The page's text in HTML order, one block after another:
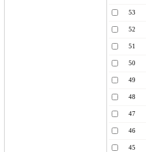
53
52
51
50
49
48
47
46
45